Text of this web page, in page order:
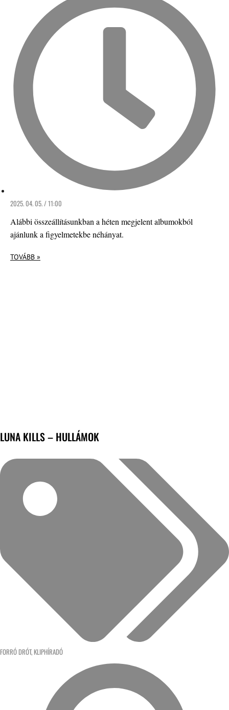
2025. 04. 05. / 11:00
Alábbi összeállításunkban a héten megjelent albumokból
ajánlunk a figyelmetekbe néhányat.
TOVÁBB »
LUNA KILLS – HULLÁMOK
FORRÓ DRÓT, KLIPHÍRADÓ